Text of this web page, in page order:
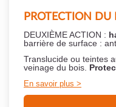
PROTECTION
DEUXIÈME ACTION :
barrière de surface :
Translucide ou teintes
veinage du bois.
En savoir plus